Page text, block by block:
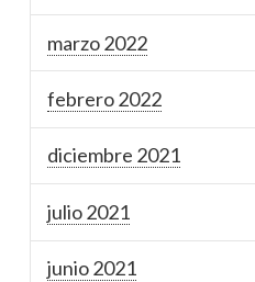
marzo 2022
febrero 2022
diciembre 2021
julio 2021
junio 2021